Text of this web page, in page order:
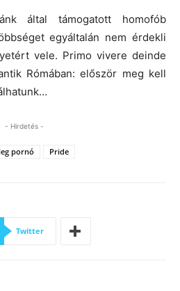
által támogatott homofób
egyáltalán nem érdekli
vele. Primo vivere deinde
Rómában: először meg kell
- Hirdetés -
pornó Pride
Twitter